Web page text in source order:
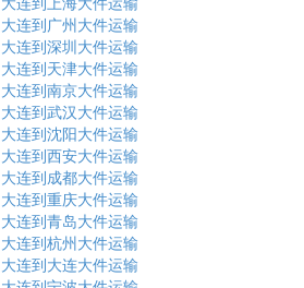
大连到广州大件运输
大连到深圳大件运输
大连到天津大件运输
大连到南京大件运输
大连到武汉大件运输
大连到沈阳大件运输
大连到西安大件运输
大连到成都大件运输
大连到重庆大件运输
大连到青岛大件运输
大连到杭州大件运输
大连到大连大件运输